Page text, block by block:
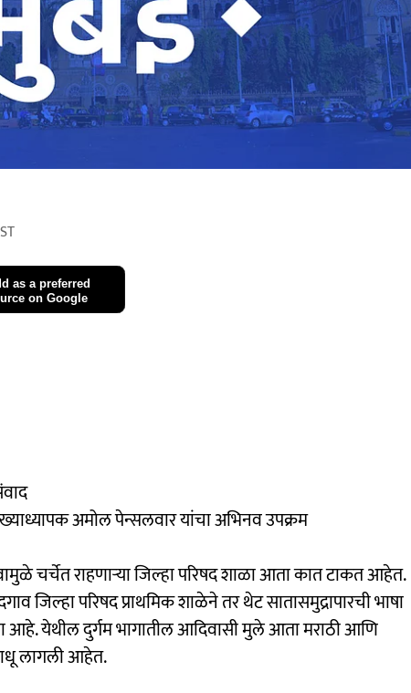
as a preferred
on Google
अमोल पेन्सलवार यांचा अभिनव उपक्रम
चर्चेत राहणाऱ्या जिल्हा परिषद शाळा आता कात टाकत आहेत.
जिल्हा परिषद प्राथमिक शाळेने तर थेट सातासमुद्रापारची भाषा
येथील दुर्गम भागातील आदिवासी मुले आता मराठी आणि
लागली आहेत.